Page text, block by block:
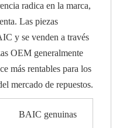
radica en la marca,
Las piezas
y se venden a través
OEM generalmente
más rentables para los
mercado de repuestos.
BAIC genuinas